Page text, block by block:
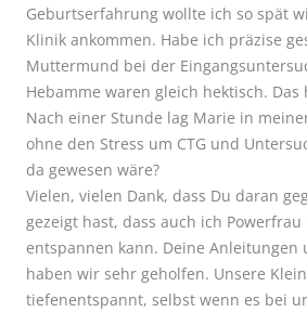
Geburtserfahrung wollte ich so spät
Klinik ankommen. Habe ich präzise
Muttermund bei der
Hebamme waren gleich hektisch.
Nach einer Stunde lag Marie in
ohne den Stress um CTG und
da gewesen wäre?
Vielen, vielen Dank, dass Du daran
gezeigt hast, dass auch ich
entspannen kann. Deine Anleitungen
haben wir sehr geholfen. Unsere
tiefenentspannt, selbst wenn es bei